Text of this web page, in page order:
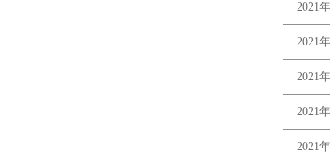
2021
2021
2021
2021
2021